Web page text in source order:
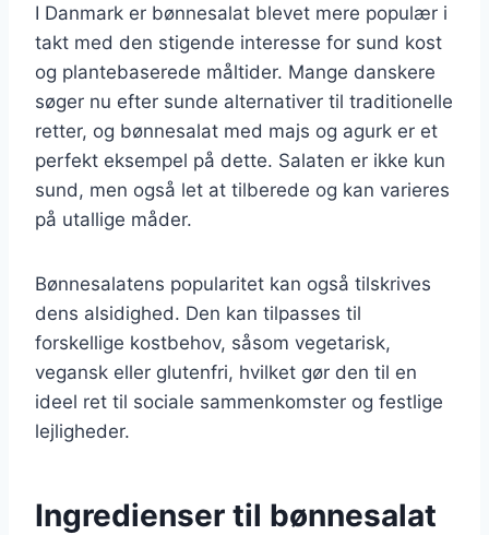
I Danmark er bønnesalat blevet mere populær i
takt med den stigende interesse for sund kost
og plantebaserede måltider. Mange danskere
søger nu efter sunde alternativer til traditionelle
retter, og bønnesalat med majs og agurk er et
perfekt eksempel på dette. Salaten er ikke kun
sund, men også let at tilberede og kan varieres
på utallige måder.
Bønnesalatens popularitet kan også tilskrives
dens alsidighed. Den kan tilpasses til
forskellige kostbehov, såsom vegetarisk,
vegansk eller glutenfri, hvilket gør den til en
ideel ret til sociale sammenkomster og festlige
lejligheder.
Ingredienser til bønnesalat